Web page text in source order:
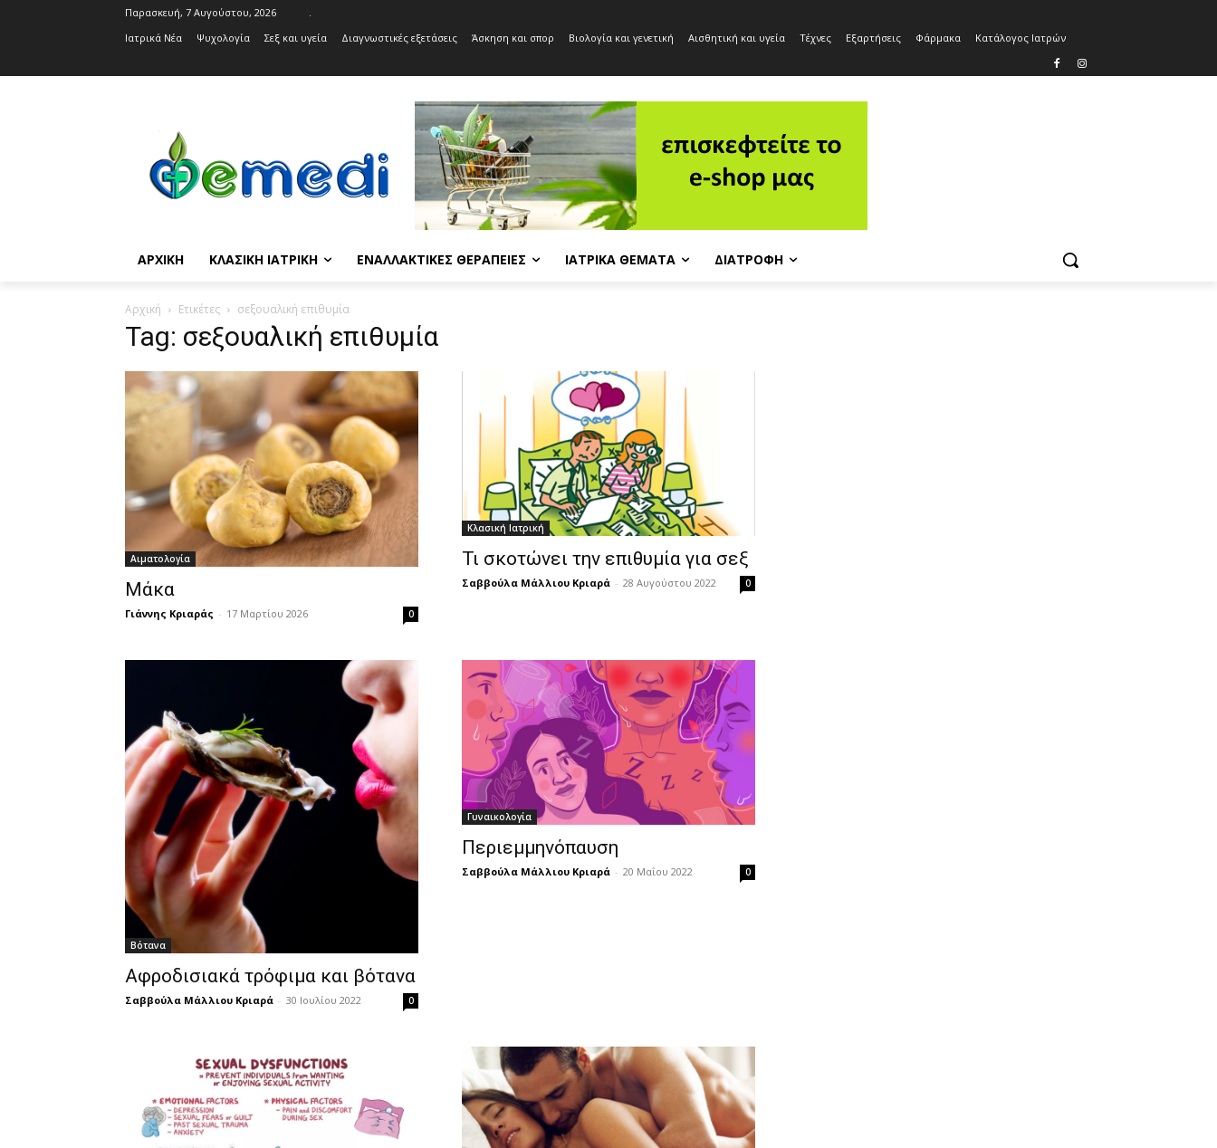
Παρασκευή, 7 Αυγούστου, 2026
.
Ιατρικά Νέα
Ψυχολογία Σεξ και υγεία Διαγνωστικές εξετάσεις Άσκηση και σπορ Βιολογία και γενετική Αισθητική και υγεία Τέχνες Εξαρτήσεις Φάρμακα Κατάλογος Ιατρών
ΑΡΧΙΚΉ ΚΛΑΣΙΚΉ ΙΑΤΡΙΚΉ ΕΝΑΛΛΑΚΤΙΚΈΣ ΘΕΡΑΠΕΊΕΣ ΙΑΤΡΙΚΆ ΘΈΜΑΤΑ ΔΙΑΤΡΟΦΉ
Αρχική Ετικέτες σεξουαλική επιθυμία
Tag: σεξουαλική επιθυμία
Αιματολογία
Μάκα
Γιάννης Κριαράς - 17 Μαρτίου 2026 0
Κλασική Ιατρική
Τι σκοτώνει την επιθυμία για σεξ
Σαββούλα Μάλλιου Κριαρά - 28 Αυγούστου 2022 0
Βότανα
Αφροδισιακά τρόφιμα και βότανα
Σαββούλα Μάλλιου Κριαρά - 30 Ιουλίου 2022 0
Γυναικολογία
Περιεμμηνόπαυση
Σαββούλα Μάλλιου Κριαρά - 20 Μαΐου 2022 0